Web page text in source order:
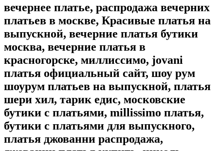
вечернее платье, распродажа вечерних
платьев в москве, Красивые платья на
выпускной, вечерние платья бутики
москва, вечерние платья в
красногорске, миллиссимо, jovani
платья официальный сайт, шоу рум
шоурум платьев на выпускной, платья
шери хил, тарик едис, московские
бутики с платьями, millissimo платья,
бутики с платьями для выпускного,
платья джованни распродажа,